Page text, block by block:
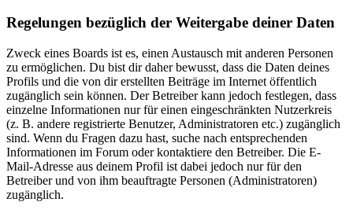
Regelungen bezüglich der Weitergabe deiner Daten
Zweck eines Boards ist es, einen Austausch mit anderen Personen
zu ermöglichen. Du bist dir daher bewusst, dass die Daten deines
Profils und die von dir erstellten Beiträge im Internet öffentlich
zugänglich sein können. Der Betreiber kann jedoch festlegen, dass
einzelne Informationen nur für einen eingeschränkten Nutzerkreis
(z. B. andere registrierte Benutzer, Administratoren etc.) zugänglich
sind. Wenn du Fragen dazu hast, suche nach entsprechenden
Informationen im Forum oder kontaktiere den Betreiber. Die E-
Mail-Adresse aus deinem Profil ist dabei jedoch nur für den
Betreiber und von ihm beauftragte Personen (Administratoren)
zugänglich.